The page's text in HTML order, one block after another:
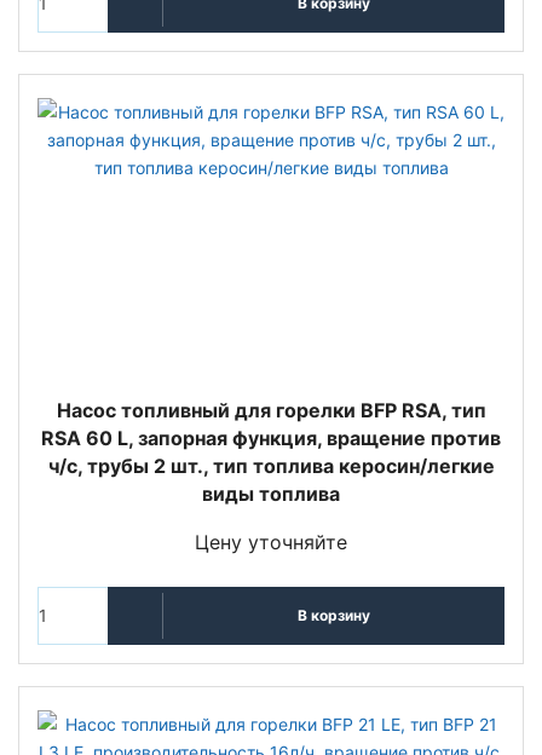
Насос топливный для горелки BFP RSA, тип
RSA 60 L, запорная функция, вращение против
ч/с, трубы 2 шт., тип топлива керосин/легкие
виды топлива
Цену уточняйте
В корзину